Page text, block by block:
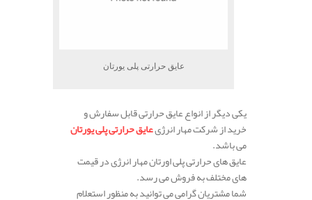
عایق حرارتی پلی یورتان
یکی دیگر از انواع عایق حرارتی قابل سفارش و
خرید از شرکت مهار انرژیعایق حرارتی پلی یورتان
می باشد.
عایق های حرارتی پلی اورتان مهار انرژی در قیمت
های مختلف به فروش می رسد.
شما مشتریان گرامی می توانید به منظور استعلام